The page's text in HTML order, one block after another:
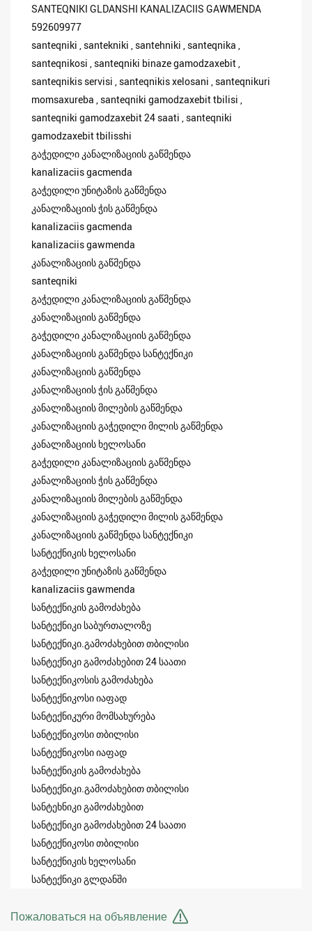
SANTEQNIKI GLDANSHI KANALIZACIIS GAWMENDA
592609977
santeqniki , santekniki , santehniki , santeqnika ,
santeqnikosi , santeqniki binaze gamodzaxebit ,
santeqnikis servisi , santeqnikis xelosani , santeqnikuri
momsaxureba , santeqniki gamodzaxebit tbilisi ,
santeqniki gamodzaxebit 24 saati , santeqniki
gamodzaxebit tbilisshi
გაჭედილი კანალიზაციის გაწმენდა
kanalizaciis gacmenda
გაჭედილი უნიტაზის გაწმენდა
კანალიზაციის ჭის გაწმენდა
kanalizaciis gacmenda
kanalizaciis gawmenda
კანალიზაციის გაწმენდა
santeqniki
გაჭედილი კანალიზაციის გაწმენდა
კანალიზაციის გაწმენდა
გაჭედილი კანალიზაციის გაწმენდა
კანალიზაციის გაწმენდა სანტექნიკი
კანალიზაციის გაწმენდა
კანალიზაციის ჭის გაწმენდა
კანალიზაციის მილების გაწმენდა
კანალიზაციის გაჭედილი მილის გაწმენდა
კანალიზაციის ხელოსანი
გაჭედილი კანალიზაციის გაწმენდა
კანალიზაციის ჭის გაწმენდა
კანალიზაციის მილების გაწმენდა
კანალიზაციის გაჭედილი მილის გაწმენდა
კანალიზაციის გაწმენდა სანტექნიკი
სანტექნიკის ხელოსანი
გაჭედილი უნიტაზის გაწმენდა
kanalizaciis gawmenda
სანტექნიკის გამოძახება
სანტექნიკი საბურთალოზე
სანტექნიკი.გამოძახებით თბილისი
სანტექნიკი გამოძახებით 24 საათი
სანტექნიკოსის გამოძახება
სანტექნიკოსი იაფად
სანტექნიკური მომსახურება
სანტექნიკოსი თბილისი
სანტექნიკოსი იაფად
სანტექნიკის გამოძახება
სანტექნიკი.გამოძახებით თბილისი
სანტეხნიკი გამოძახებით
სანტექნიკი გამოძახებით 24 საათი
სანტექნიკოსი თბილისი
სანტექნიკის ხელოსანი
სანტექნიკი გლდანში
Пожаловаться на объявление